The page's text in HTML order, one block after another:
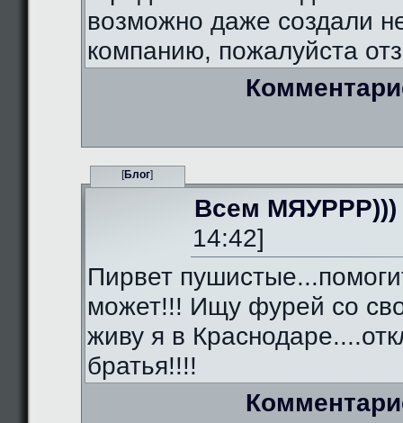
возможно даже создали
компанию, пожалуйста
[Блог]
Всем МЯУРРР)))
14:42]
Пирвет
может!!! Ищу фурей со
живу я в
братья!!!!